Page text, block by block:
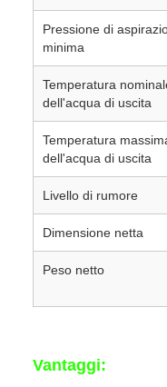
Pressione di
minima
Temperatura
dell'acqua di uscita
Temperatura
dell'acqua di uscita
Livello di rumore
Dimensione netta
Peso netto
Vantaggi: